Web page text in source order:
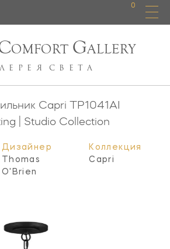
0
OMFORT GALLERY
СВЕТА
Capri TP1041AI
| Studio Collection
Дизайнер
Thomas
O'Brien
Коллекция
Capri